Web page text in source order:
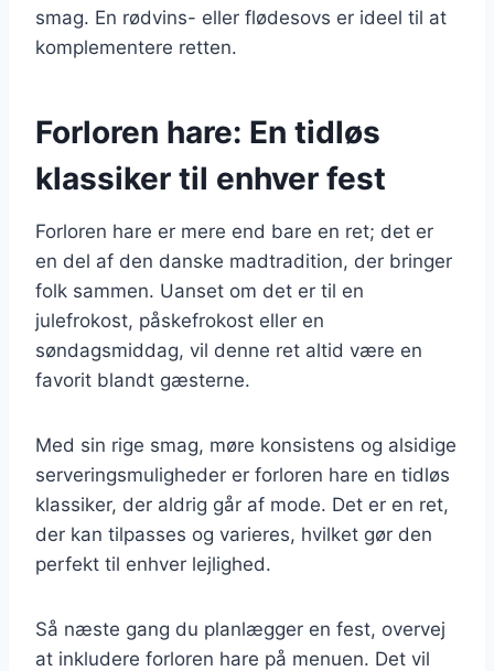
smag. En rødvins- eller flødesovs er ideel til at
komplementere retten.
Forloren hare: En tidløs
klassiker til enhver fest
Forloren hare er mere end bare en ret; det er
en del af den danske madtradition, der bringer
folk sammen. Uanset om det er til en
julefrokost, påskefrokost eller en
søndagsmiddag, vil denne ret altid være en
favorit blandt gæsterne.
Med sin rige smag, møre konsistens og alsidige
serveringsmuligheder er forloren hare en tidløs
klassiker, der aldrig går af mode. Det er en ret,
der kan tilpasses og varieres, hvilket gør den
perfekt til enhver lejlighed.
Så næste gang du planlægger en fest, overvej
at inkludere forloren hare på menuen. Det vil